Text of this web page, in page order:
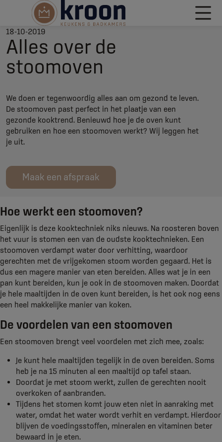
18-10-2019
Alles over de
stoomoven
We doen er tegenwoordig alles aan om gezond te leven.
De stoomoven past perfect in het plaatje van een
gezonde kooktrend. Benieuwd hoe je de oven kunt
gebruiken en hoe een stoomoven werkt? Wij leggen het
je uit.
Maak een afspraak
Hoe werkt een stoomoven?
Eigenlijk is deze kooktechniek niks nieuws. Na roosteren boven
het vuur is stomen een van de oudste kooktechnieken. Een
stoomoven verdampt water door verhitting, waardoor
gerechten met de vrijgekomen stoom worden gegaard. Het is
dus een magere manier van eten bereiden. Alles wat je in een
pan kunt bereiden, kun je ook in de stoomoven maken. Doordat
je hele maaltijden in de oven kunt bereiden, is het ook nog eens
een heel makkelijke manier van koken.
De voordelen van een stoomoven
Een stoomoven brengt veel voordelen met zich mee, zoals:
Je kunt hele maaltijden tegelijk in de oven bereiden. Soms
heb je na 15 minuten al een maaltijd op tafel staan.
Doordat je met stoom werkt, zullen de gerechten nooit
overkoken of aanbranden.
Tijdens het stomen komt jouw eten niet in aanraking met
water, omdat het water wordt verhit en verdampt. Hierdoor
blijven de voedingsstoffen, mineralen en vitaminen beter
bewaard in je eten.